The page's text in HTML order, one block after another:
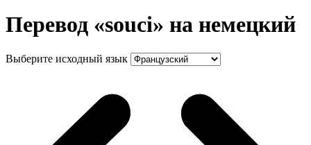
Перевод «souci» на немецкий
Выберите исходный язык